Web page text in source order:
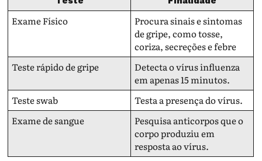
Exame Físico
Procura sinais e sintomas
de gripe, como tosse,
coriza, secreções e febre
Teste rápido de gripe
Detecta o vírus influenza
em apenas 15 minutos.
Teste swab
Testa a presença do vírus.
Exame de sangue
Pesquisa anticorpos que o
corpo produziu em
resposta ao vírus.